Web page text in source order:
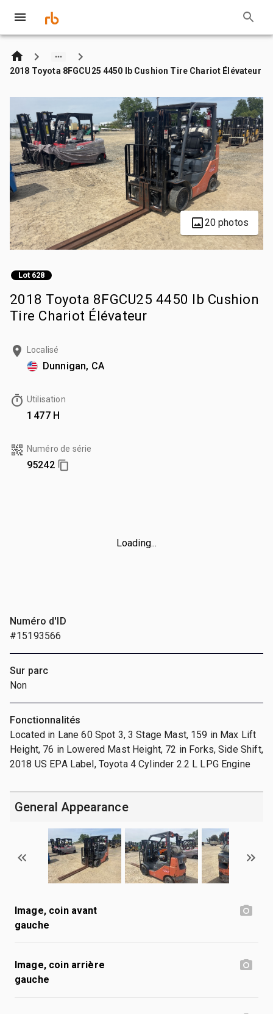
2018 Toyota 8FGCU25 4450 lb Cushion Tire Chariot Élévateur
20 photos
Lot 628
2018 Toyota 8FGCU25 4450 lb Cushion
Tire Chariot Élévateur
Localisé
Dunnigan, CA
Utilisation
1 477 H
Numéro de série
95242
Loading...
Numéro d'ID
#15193566
Sur parc
Non
Fonctionnalités
Located in Lane 60 Spot 3, 3 Stage Mast, 159 in Max Lift
Height, 76 in Lowered Mast Height, 72 in Forks, Side Shift,
2018 US EPA Label, Toyota 4 Cylinder 2.2 L LPG Engine
General Appearance
Image, coin avant
gauche
Image, coin arrière
gauche